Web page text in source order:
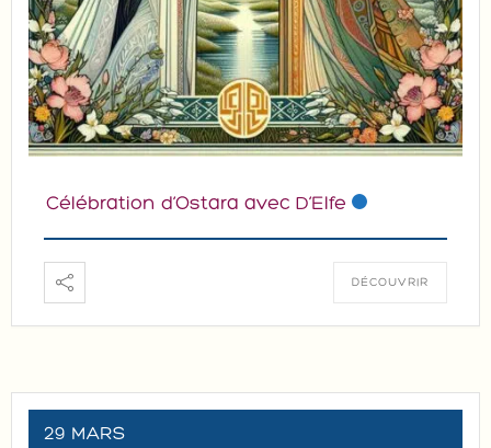
Célébration d’Ostara avec D’Elfe
DÉCOUVRIR
29 MARS